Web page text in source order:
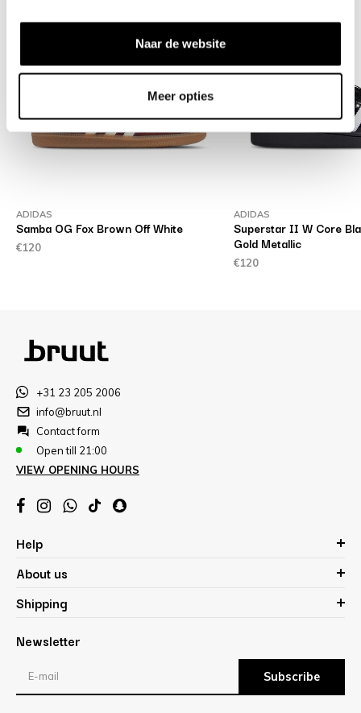
Naar de website
Meer opties
ADIDAS
Samba OG Fox Brown Off White
€120
ADIDAS
Superstar II W Core
Gold Metallic
€120
+31 23 205 2006
info@bruut.nl
Contact form
Open till 21:00
VIEW OPENING HOURS
Help
About us
Shipping
Newsletter
Subscribe